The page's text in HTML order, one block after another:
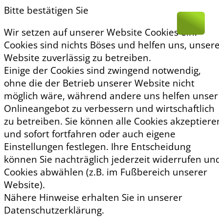
Bitte bestätigen Sie
Wir setzen auf unserer Website Cookies ein.
Cookies sind nichts Böses und helfen uns,
Website zuverlässig zu betreiben.
Einige der Cookies sind zwingend notwendig,
ohne die der Betrieb unserer Website nicht
möglich wäre, während andere uns helfen unser
Onlineangebot zu verbessern und wirtschaftlich
zu betreiben. Sie können alle Cookies
und sofort fortfahren oder auch eigene
Einstellungen festlegen. Ihre Entscheidung
können Sie nachträglich jederzeit widerrufen
Cookies abwählen (z.B. im Fußbereich unserer
Website).
Nähere Hinweise erhalten Sie in unserer
Datenschutzerklärung.